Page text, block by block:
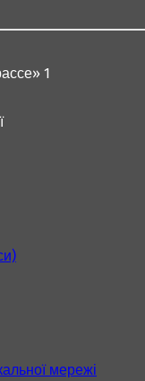
1
мережі